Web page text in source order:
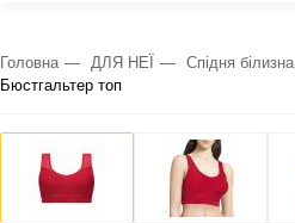
Головна ДЛЯ НЕЇ Спідня білизна
Бюстгальтер топ